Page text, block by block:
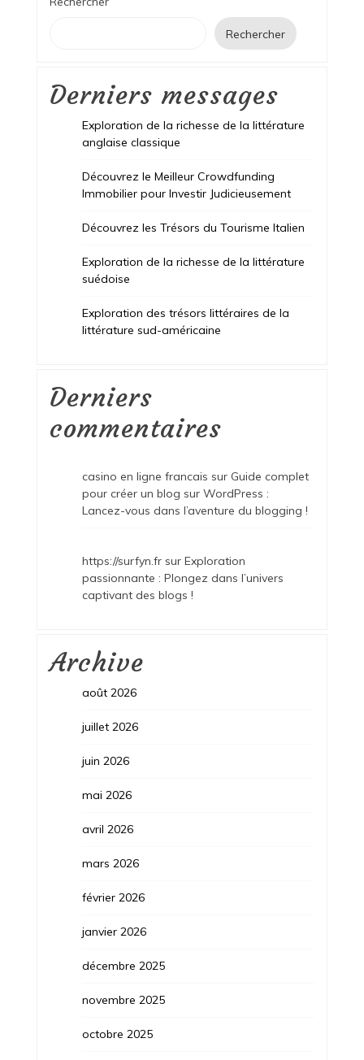
Rechercher
Derniers messages
Exploration de la richesse de la littérature
anglaise classique
Découvrez le Meilleur Crowdfunding
Immobilier pour Investir Judicieusement
Découvrez les Trésors du Tourisme Italien
Exploration de la richesse de la littérature
suédoise
Exploration des trésors littéraires de la
littérature sud-américaine
Derniers
commentaires
casino en ligne francais sur Guide complet
pour créer un blog sur WordPress :
Lancez-vous dans l’aventure du blogging !
https://surfyn.frsur Exploration
passionnante : Plongez dans l’univers
captivant des blogs !
Archive
août 2026
juillet 2026
juin 2026
mai 2026
avril 2026
mars 2026
février 2026
janvier 2026
décembre 2025
novembre 2025
octobre 2025